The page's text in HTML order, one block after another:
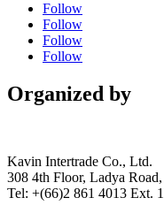
Follow
Follow
Follow
Follow
Organized by
Kavin Intertrade Co., Ltd.
308 4th Floor, Ladya
Tel: +(66)2 861 4013 Ext.